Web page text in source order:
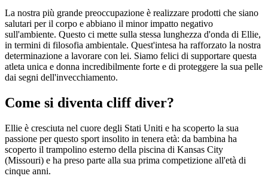
La nostra più grande preoccupazione è realizzare prodotti che siano
salutari per il corpo e abbiano il minor impatto negativo
sull'ambiente. Questo ci mette sulla stessa lunghezza d'onda di Ellie,
in termini di filosofia ambientale. Quest'intesa ha rafforzato la nostra
determinazione a lavorare con lei. Siamo felici di supportare questa
atleta unica e donna incredibilmente forte e di proteggere la sua pelle
dai segni dell'invecchiamento.
Come si diventa cliff diver?
Ellie è cresciuta nel cuore degli Stati Uniti e ha scoperto la sua
passione per questo sport insolito in tenera età: da bambina ha
scoperto il trampolino esterno della piscina di Kansas City
(Missouri) e ha preso parte alla sua prima competizione all'età di
cinque anni.